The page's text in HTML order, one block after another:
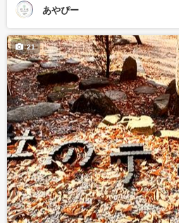
あやぴー
21